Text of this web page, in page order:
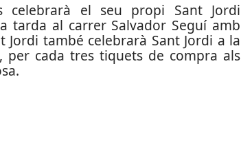
celebrarà el seu propi Sant Jordi
al carrer Salvador Seguí amb
també celebrarà Sant Jordi a la
cada tres tiquets de compra als